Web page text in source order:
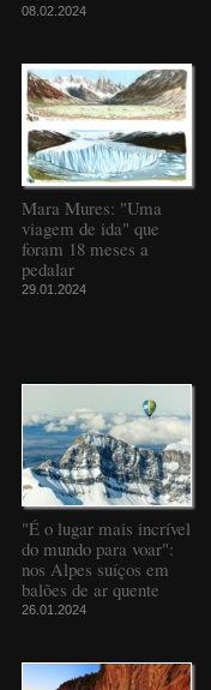
08.02.2024
Mara Mures: "Uma
viagem de ida" que
foram 18 meses a
pedalar
29.01.2024
"É o lugar mais incrível
do mundo para voar":
nos Alpes suíços em
balões de ar quente
26.01.2024